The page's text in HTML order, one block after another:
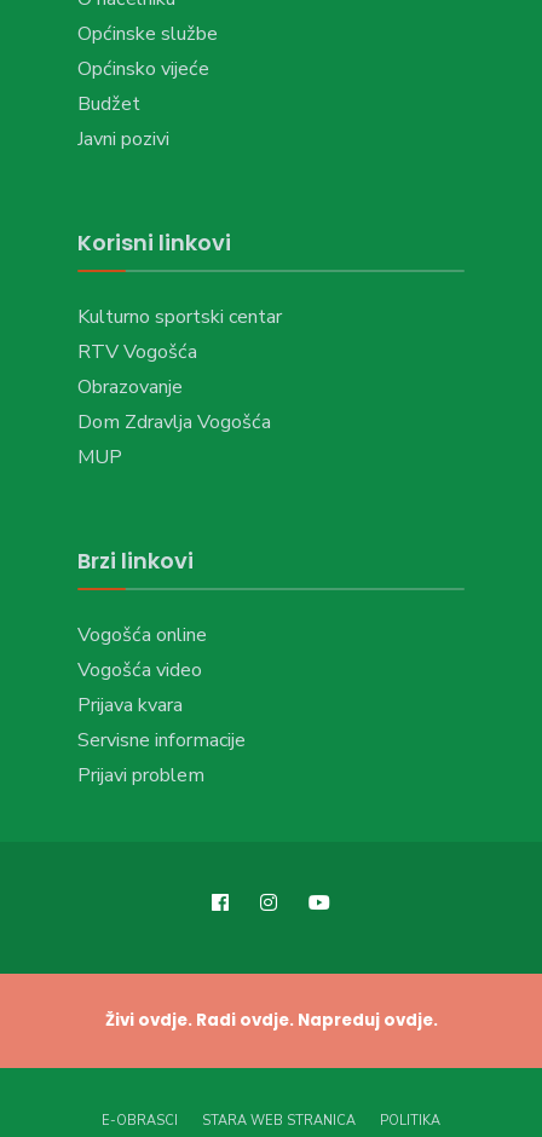
Općinske službe
Općinsko vijeće
Budžet
Javni pozivi
Korisni linkovi
Kulturno sportski centar
RTV Vogošća
Obrazovanje
Dom Zdravlja Vogošća
MUP
Brzi linkovi
Vogošća online
Vogošća video
Prijava kvara
Servisne informacije
Prijavi problem
Živi ovdje. Radi ovdje. Napreduj ovdje.
E-OBRASCI STARA WEB STRANICA POLITIKA